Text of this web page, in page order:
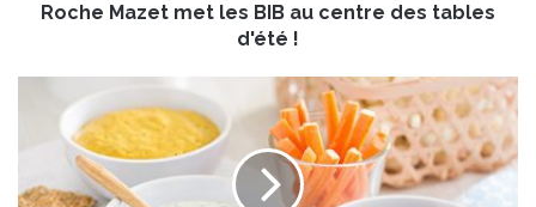
B
Roche Mazet met les BIB au centre des tables
d'été !
e